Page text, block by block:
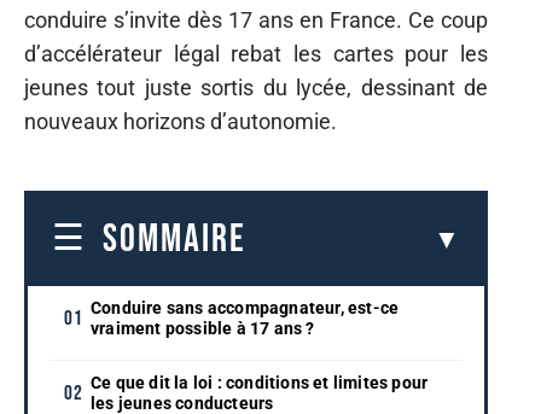
conduire s’invite dès 17 ans en France. Ce coup
d’accélérateur légal rebat les cartes pour les
jeunes tout juste sortis du lycée, dessinant de
nouveaux horizons d’autonomie.
SOMMAIRE
Conduire sans accompagnateur, est-ce
vraiment possible à 17 ans ?
Ce que dit la loi : conditions et limites pour
les jeunes conducteurs